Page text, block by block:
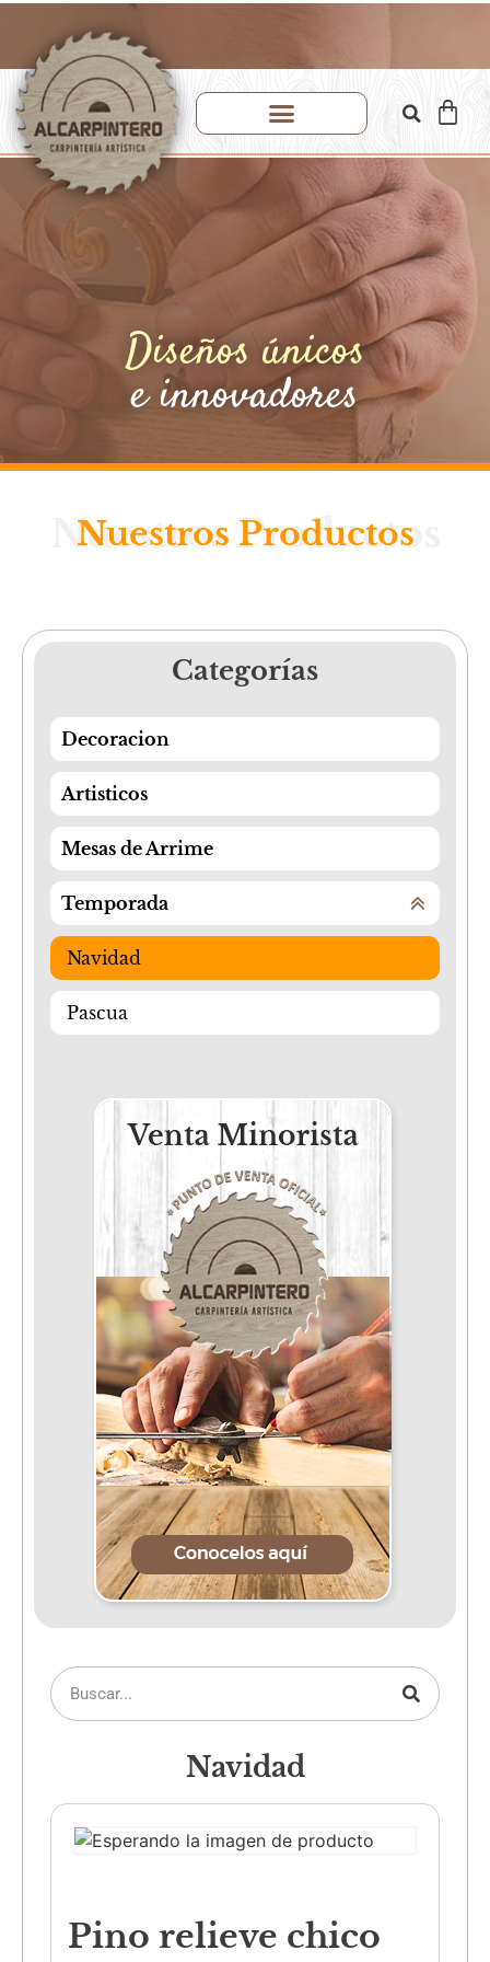
Diseños únicos
e innovadores
Nuestros Productos
Nuestros Productos
Categorías
Decoracion
Artisticos
Mesas de Arrime
Temporada
Navidad
Pascua
Navidad
Pino relieve chico